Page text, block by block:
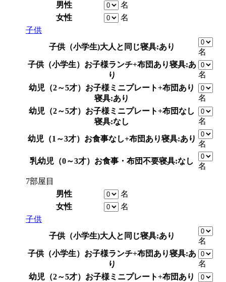
男性
名
女性
名
子供
子供（小学生)大人と同じ寝具:あり
名
子供（小学生） お子様ランチ+布団あり寝具:あ
り
名
幼児（2～5才） お子様ミニプレート+布団あり
寝具:あり
名
幼児（2～5才） お子様ミニプレート+布団なし
寝具:なし
名
幼児（1～3才） お食事なし+布団あり寝具:あり
名
乳幼児（0～3才） お食事・布団不要寝具:なし
名
7部屋目
男性
名
女性
名
子供
子供（小学生)大人と同じ寝具:あり
名
子供（小学生） お子様ランチ+布団あり寝具:あ
り
名
幼児（2～5才） お子様ミニプレート+布団あり